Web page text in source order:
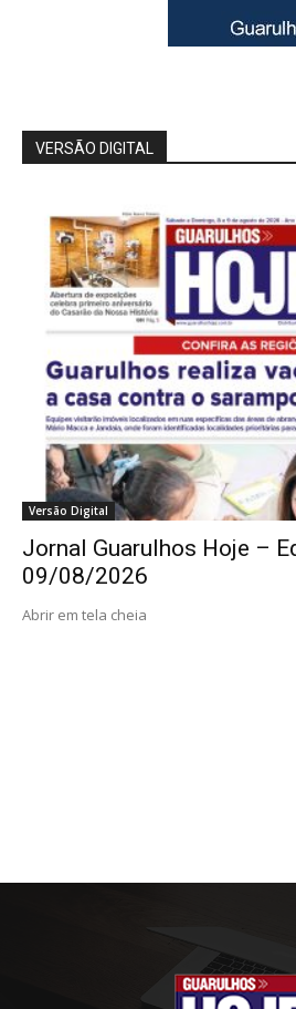
VERSÃO DIGITAL
Versão Digital
Jornal Guarulhos Hoje –
09/08/2026
Abrir em tela cheia